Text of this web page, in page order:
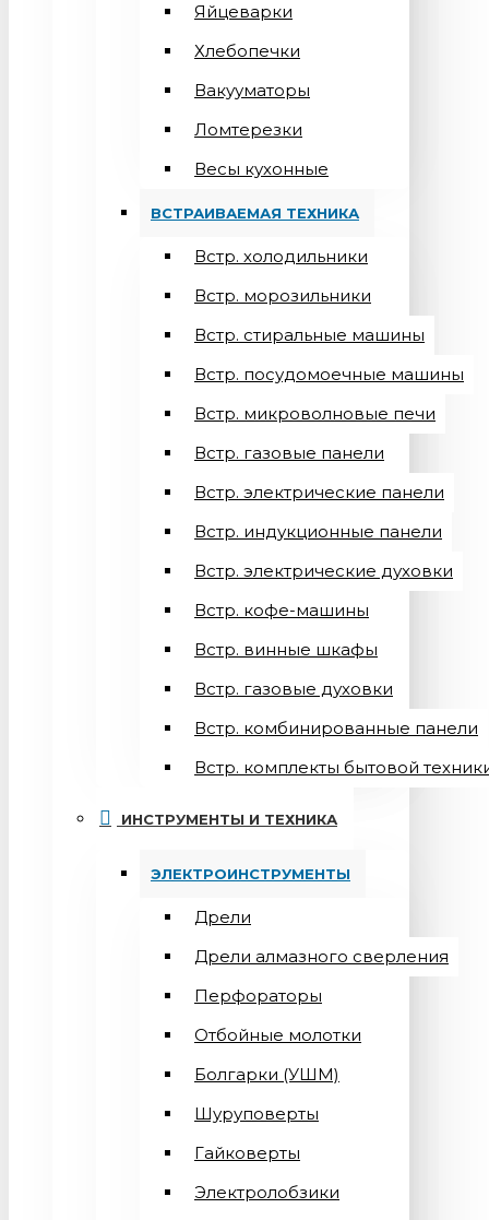
Яйцеварки
Хлебопечки
Вакууматоры
Ломтерезки
Весы кухонные
ВСТРАИВАЕМАЯ ТЕХНИКА
Встр. холодильники
Встр. морозильники
Встр. стиральные машины
Встр. посудомоечные машины
Встр. микроволновые печи
Встр. газовые панели
Встр. электрические панели
Встр. индукционные панели
Встр. электрические духовки
Встр. кофе-машины
Встр. винные шкафы
Встр. газовые духовки
Встр. комбинированные панели
Встр. комплекты бытовой
ИНСТРУМЕНТЫ И ТЕХНИКА
ЭЛЕКТРОИНСТРУМЕНТЫ
Дрели
Дрели алмазного сверления
Перфораторы
Отбойные молотки
Болгарки (УШМ)
Шуруповерты
Гайковерты
Электролобзики